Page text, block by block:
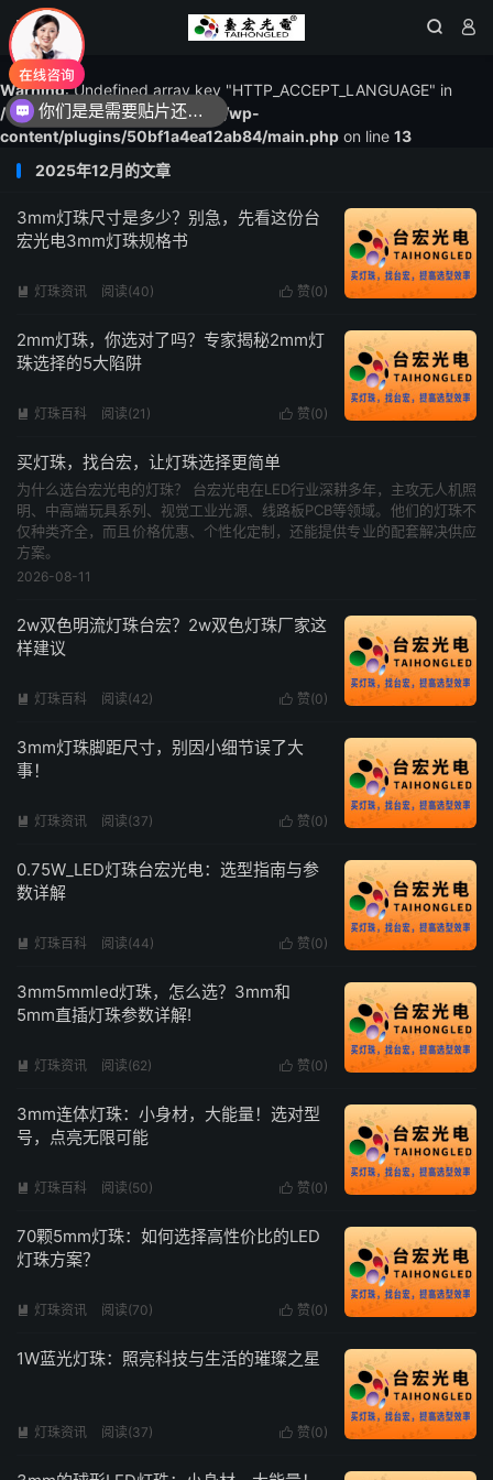
Warning: Undefined array key "HTTP_ACCEPT_LANGUAGE" in
/www/wwwroot/1615led.com/wp-
content/plugins/50bf1a4ea12ab84/main.php on line 13

 

2025年12月的文章
3mm灯珠尺寸是多少？别急，先看这份台
宏光电3mm灯珠规格书
 赞(0)
 灯珠资讯 阅读(40)
2mm灯珠，你选对了吗？专家揭秘2mm灯
珠选择的5大陷阱
 赞(0)
 灯珠百科 阅读(21)
买灯珠，找台宏，让灯珠选择更简单
为什么选台宏光电的灯珠？ 台宏光电在LED行业深耕多年，主攻无人机照
明、中高端玩具系列、视觉工业光源、线路板PCB等领域。他们的灯珠不
仅种类齐全，而且价格优惠、个性化定制，还能提供专业的配套解决供应
方案。
2026-08-11
2w双色明流灯珠台宏？2w双色灯珠厂家这
样建议
 赞(0)
 灯珠百科 阅读(42)
3mm灯珠脚距尺寸，别因小细节误了大
事！
 赞(0)
 灯珠资讯 阅读(37)
0.75W_LED灯珠台宏光电：选型指南与参
数详解
 赞(0)
 灯珠百科 阅读(44)
3mm5mmled灯珠，怎么选？3mm和
5mm直插灯珠参数详解!
 赞(0)
 灯珠资讯 阅读(62)
3mm连体灯珠：小身材，大能量！选对型
号，点亮无限可能
 赞(0)
 灯珠百科 阅读(50)
70颗5mm灯珠：如何选择高性价比的LED
灯珠方案？
 赞(0)
 灯珠资讯 阅读(70)
1W蓝光灯珠：照亮科技与生活的璀璨之星
 赞(0)
 灯珠资讯 阅读(37)
现在想要灯珠规格书资料还是要样品测试呢？么？